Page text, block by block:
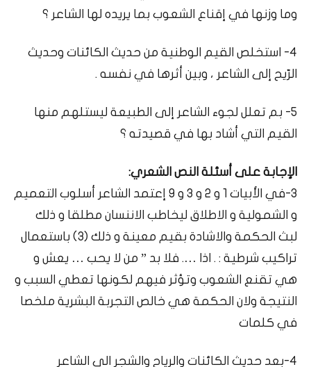
وما وزنها في إقناع الشعوب بما يريده لها الشاعر ؟
4- استخلص القيم الوطنية من حديث الكائنات وحديث
الرّيح إلى الشاعر ، وبين أثرها في نفسه .
5- بم تعلل لجوء الشاعر إلى الطبيعة ليستلهم منها
القيم التي أشاد بها في قصيدته ؟
الإجابة على أسئلة النص الشعري:
3-في الأبيات 1 و 2 و 3 و 9 إعتمد الشاعر أسلوب التعميم
و الشمولية و الاطلاق ليخاطب الاننسان مطلقا و ذلك
لبث الحكمة والاشادة بقيم معينة و ذلك (3) باستعمال
تراكيب شرطية : . اذا …. فلا بد ” من لا يحب … يعش و
هي تقنع الشعوب وتؤثر فيهم لكونها تعطي السبب و
النتيجة ولان الحكمة هي خالص التجربة البشرية ملخصا
في كلمات
4-بعد حديث الكائنات والرياح والشجر الى الشاعر